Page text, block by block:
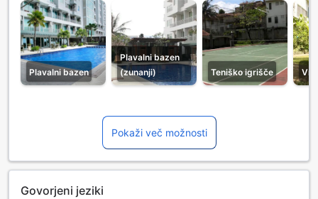
Plavalni bazen
Plavalni bazen
(zunanji)
Teniško igrišče Vrt
Pokaži več možnosti
Govorjeni jeziki